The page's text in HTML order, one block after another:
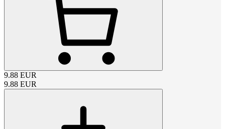
9.88 EUR
9.88 EUR